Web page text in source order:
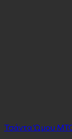
Τσάντα Ώμου